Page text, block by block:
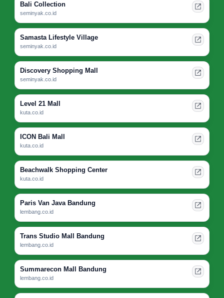
Bali Collection
seminyak.co.id
Samasta Lifestyle Village
seminyak.co.id
Discovery Shopping Mall
seminyak.co.id
Level 21 Mall
kuta.co.id
ICON Bali Mall
kuta.co.id
Beachwalk Shopping Center
kuta.co.id
Paris Van Java Bandung
lembang.co.id
Trans Studio Mall Bandung
lembang.co.id
Summarecon Mall Bandung
lembang.co.id